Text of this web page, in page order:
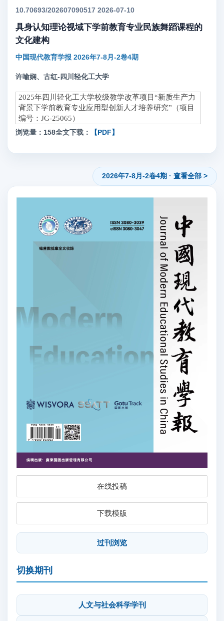
在线投稿
下载模版
过刊浏览
切换期刊
人文与社会科学学刊
10.70693/202607090517 2026-07-10
具身认知理论视域下学前教育专业民族舞蹈课程的
文化建构
中国现代教育学报 2026年7-8月-2卷4期
许喻娴、古红-四川轻化工大学
2025年四川轻化工大学校级教学改革项目“新质生产力
背景下学前教育专业应用型创新人才培养研究”（项目
编号：JG-25065）
浏览量：158全文下载： 【PDF】
2026年7-8月-2卷4期 · 查看全部 >